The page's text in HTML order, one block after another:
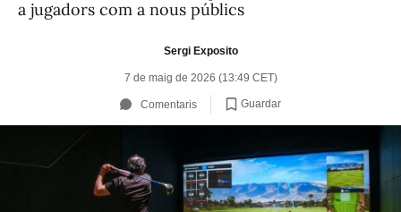
a jugadors com a nous públics
Sergi Exposito
7 de maig de 2026 (13:49 CET)
Comentaris Guardar